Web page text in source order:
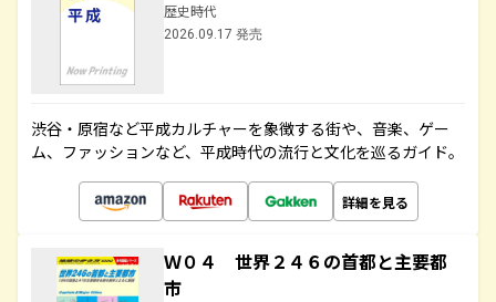
歴史時代
2026.09.17 発売
渋谷・原宿など平成カルチャーを象徴する街や、音楽、ゲー
ム、ファッションなど、平成時代の流行と文化を巡るガイド。
詳細を見る
Ｗ０４ 世界２４６の首都と主要都
市